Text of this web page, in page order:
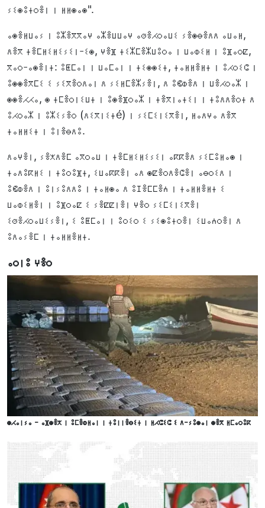
ⵢⵉⵙⵓⵜⵔⴻⵏ ⵏ ⵍⵍⵙⴰⵙ".
ⴰⵙⴻⵍⵡⴰⵢ ⵏ ⵓⵣⴻⴳⴳⴰⵖ ⴰⵣⴻⵡⵡⴰⵖ ⴰⵚⴻⵃⵔⴰⵡⵉ ⵢⴻⵙⴱⴻⴷⴷ ⴰⵡⴰⵍ,
ⴷⴻⴳ ⵜⴻⵎⵍⵉⵍⵉⵢⵉⵏ-ⵉⵙ, ⵖⴻⴼ ⵜⵉⵣⵎⴻⵣⵡⵓⵔⴰ ⵏ ⵡⴰⵀⵉⵍ ⵏ ⵓⴼⴰⵔⵇ,
ⴳⴰⵔ-ⴰⵙⴻⵏⵜ: ⵓⵟⵎⴰⵏ ⵏ ⵡⴰⵎⴰⵏ ⵏ ⵜⵉⵙⵙⵉⵜ, ⵜⴰⵍⵍⴻⵍⵜ ⵏ ⵓⵃⵔⵉⵛ ⵏ
ⵓⵙⵙⴻⴳⵎⵉ ⵉ ⵢⵉⴳⴻⵔⴷⴰⵏ ⴷ ⵢⵉⵍⵎⴻⵣⵢⴻⵏ, ⴷ ⵓⵞⵀⴻⴷ ⵏ ⵡⴻⵃⵔⴰⵣ ⵏ
ⵙⵙⴻⵃⵃⴰ, ⵙ ⵜⵎⴻⵔⵏⵉⵡⵜ ⵏ ⵓⵙⴻⴼⵔⴰⵣ ⵏ ⵜⴻⴳⵏⴰⵜⵉⵏ ⵏ ⵜⵓⴷⴷⴻⵔⵜ ⴷ
ⵓⵃⵔⴰⵣ ⵏ ⵓⵣⵉⵢⴻⵔ (ⴷⵉⴳⵏⵉⵜé) ⵏ ⵢⵉⵎⵉⵏⵉⴳⴻⵏ, ⵍⴰⴷⵖⴰ ⴷⴻⴳ
ⵜⴰⵍⵍⵉⵜ ⵏ ⵓⵏⴻⴱⴷⵓ.
ⴷⴰⵖⴻⵏ, ⵢⴻⵅⴷⴻⵎ ⴰⴳⵔⴰⵡ ⵏ ⵜⴻⵎⵍⵉⵍⵉⵢⵉⵏ ⴰⴽⴽⴻⴷ ⵢⵉⵎⵓⵍⴰⵙ ⵏ
ⵜⴰⴷⵓⴽⵍⵉ ⵏ ⵜⵓⵔⵓⴼⵜ, ⵉⵡⴰⴽⴽⴻⵏ ⴰⴷ ⵙⵇⴻⵔⴷⴻⵛⴻⵏ ⴰⴱⵔⵉⴷ ⵏ
ⵓⵞⵀⴻⴷ ⵏ ⵓⵏⵢⵓⴷⴷⵓ ⵏ ⵜⴰⵍⵙⴰ ⴷ ⵓⵊⴻⵎⵎⴻⵄ ⵏ ⵜⴰⵍⵍⴻⵍⵜ ⵉ
ⵡⴰⵀⵉⵍⴻⵏ ⵏ ⵓⴼⵔⴰⵇ ⵉ ⵢⴻⵇⵇⵏⴻⵏ ⵖⴻⵔ ⵢⵉⵎⵉⵏⵉⴳⴻⵏ
ⵉⵚⴻⵃⵔⴰⵡⵉⵢⴻⵏ, ⵉ ⵓⵟⵎⴰⵏ ⵏ ⵓⵔⵉⵔ ⵉ ⵢⵉⵙⵓⵜⵔⴻⵏ ⵉⵡⴰⵄⵔⴻⵏ ⴷ
ⵓⴷⴰⵢⴻⵎ ⵏ ⵜⴰⵍⵍⴻⵍⵜ.
ⴰⵔⵏⵓ ⵖⴻⵔ
ⵙⵃⴰⵏⵢⴰ - ⴰⴼⵙⴻⵅ ⵏ ⵓⵎⴻⵀⵍⴰⵏ ⵏ ⵜⵓⵏⵏⴻⴱⵉⵜ ⵏ ⵍⵃⵛⵉⵛ ⵉ ⴷ-ⵢⵓⵙⴰⵏ ⵙⴻⴳ ⵍⵎⴰⵔⵓⴽ